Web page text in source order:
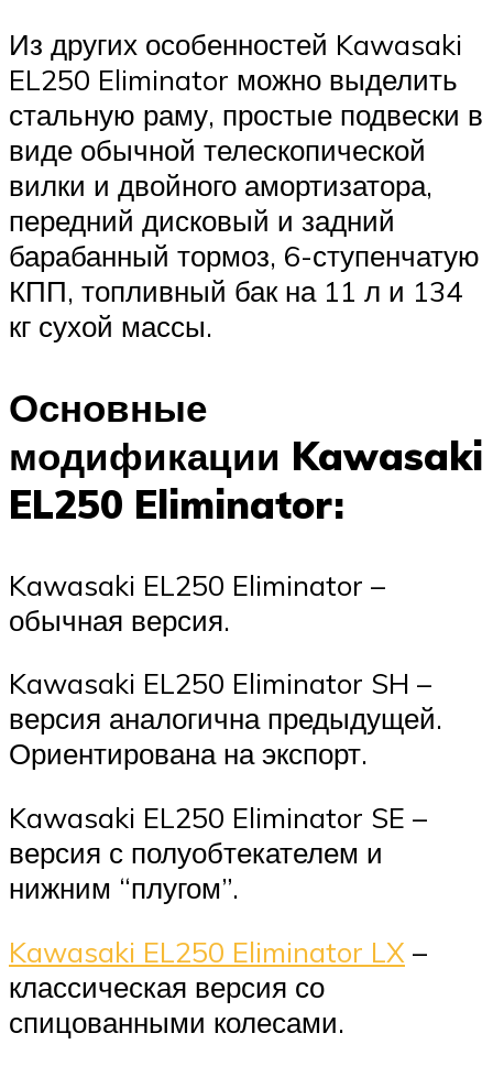
Из других особенностей Kawasaki
EL250 Eliminator можно выделить
стальную раму, простые подвески в
виде обычной телескопической
вилки и двойного амортизатора,
передний дисковый и задний
барабанный тормоз, 6-ступенчатую
КПП, топливный бак на 11 л и 134
кг сухой массы.
Основные
модификации Kawasaki
EL250 Eliminator:
Kawasaki EL250 Eliminator –
обычная версия.
Kawasaki EL250 Eliminator SH –
версия аналогична предыдущей.
Ориентирована на экспорт.
Kawasaki EL250 Eliminator SE –
версия с полуобтекателем и
нижним “плугом”.
Kawasaki EL250 Eliminator LX –
классическая версия со
спицованными колесами.